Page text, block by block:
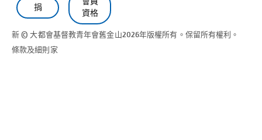
捐
資格
新 © 大都會基督教青年會舊金山2026年版權所有。保留所有權利。
條款及細則 家